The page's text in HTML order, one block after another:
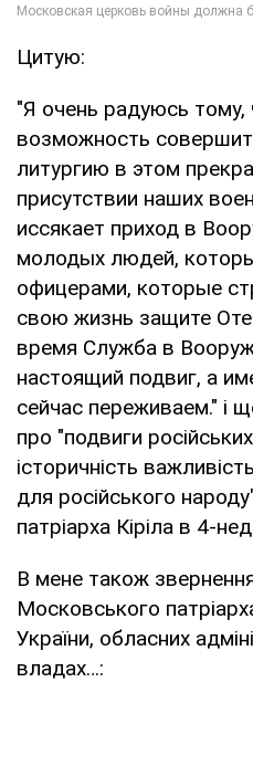
Цитую:
"Я очень радуюсь тому,
возможность
литургию в этом
присутствии наших
иссякает приход в
молодых людей,
офицерами, которые
свою жизнь защите
время Служба в
настоящий подвиг, а
сейчас переживаем." і
про "подвиги
історичність
для російського
патріарха Кіріла в 4-
В мене також
Московського
України, обласних
владах…: